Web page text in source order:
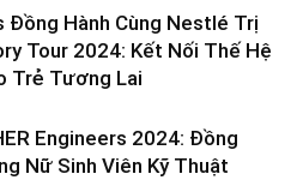
Đồng Hành Cùng Nestlé Trị
Tour 2024: Kết Nối Thế Hệ
Trẻ Tương Lai
Engineers 2024: Đồng
Nữ Sinh Viên Kỹ Thuật